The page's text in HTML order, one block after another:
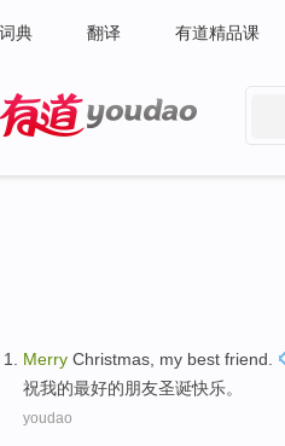
词典 翻译 有道精品课
Merry Christmas my best friend
祝我的最好的朋友圣诞快乐。
youdao